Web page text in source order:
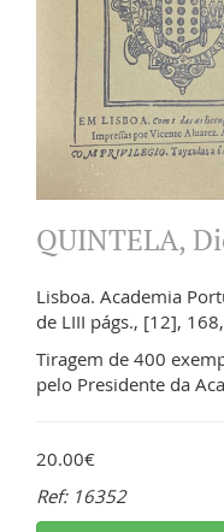
QUINTELA,
Lisboa. Academia
de LIII págs., [12],
Tiragem de 400
pelo Presidente da
20.00€
Ref: 16352